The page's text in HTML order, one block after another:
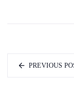
PREVIOUS